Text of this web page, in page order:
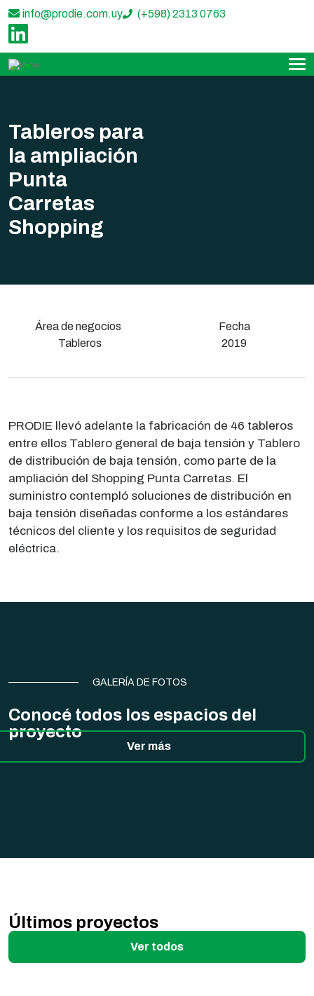
info@prodie.com.uy (+598) 2313 0763
Tableros para
la ampliación
Punta
Carretas
Shopping
Área de negocios
Tableros
Fecha
2019
PRODIE llevó adelante la fabricación de 46 tableros
entre ellos Tablero general de baja tensión y Tablero
de distribución de baja tensión, como parte de la
ampliación del Shopping Punta Carretas. El
suministro contempló soluciones de distribución en
baja tensión diseñadas conforme a los estándares
técnicos del cliente y los requisitos de seguridad
eléctrica.
GALERÍA DE FOTOS
Conocé todos los espacios del
proyecto
Ver más
Últimos proyectos
Ver todos